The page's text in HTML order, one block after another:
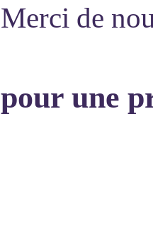
Merci de
pour une